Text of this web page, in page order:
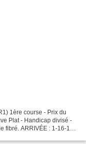
Plat - Handicap divisé -
fibré. ARRIVÉE : 1-16-10-